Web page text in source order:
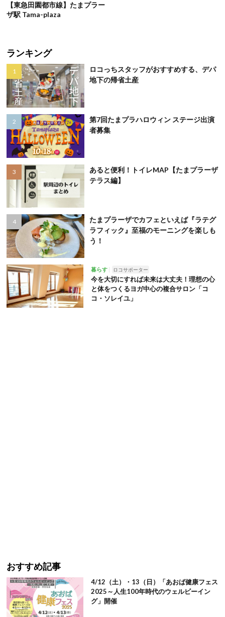
【東急田園都市線】たまプラー
ザ駅 Tama-plaza
ランキング
ロコっちスタッフがおすすめする、デパ
地下の帰省土産
第7回たまプラハロウィン ステージ出演
者募集
あると便利！トイレMAP【たまプラーザ
テラス編】
たまプラーザでカフェといえば『ラテグ
ラフィック』至福のモーニングを楽しも
う！
暮らす ロコサポーター
今を大切にすれば未来は大丈夫！理想の心
と体をつくるヨガ中心の複合サロン「コ
コ・ソレイユ」
おすすめ記事
4/12（土）・13（日）「あおば健康フェス
2025～人生100年時代のウェルビーイン
グ」開催